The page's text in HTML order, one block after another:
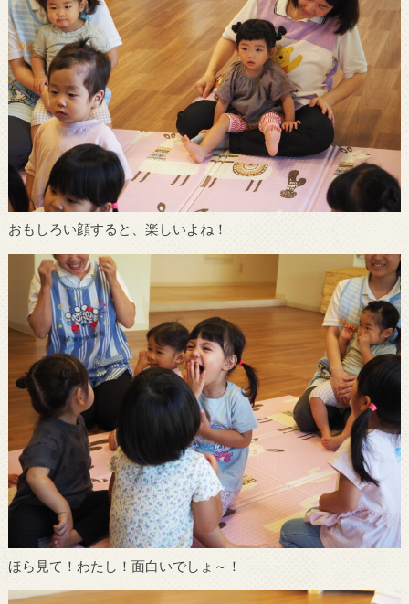
おもしろい顔すると、楽しいよね！
ほら見て！わたし！面白いでしょ～！